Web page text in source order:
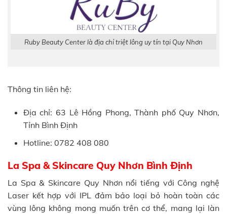
Ruby Beauty Center là địa chỉ triệt lông uy tín tại Quy Nhơn
Thông tin liên hệ:
Địa chỉ: 63 Lê Hồng Phong, Thành phố Quy Nhơn,
Tỉnh Bình Định
Hotline: 0782 408 080
La Spa & Skincare Quy Nhơn Bình Định
La Spa & Skincare Quy Nhơn nổi tiếng với Công nghệ
Laser kết hợp với IPL đảm bảo loại bỏ hoàn toàn các
vùng lông không mong muốn trên cơ thể, mang lại làn